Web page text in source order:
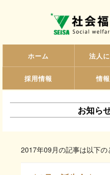
ホーム 法人
採用情報 情
お知ら
2017年09月の記事は以下の